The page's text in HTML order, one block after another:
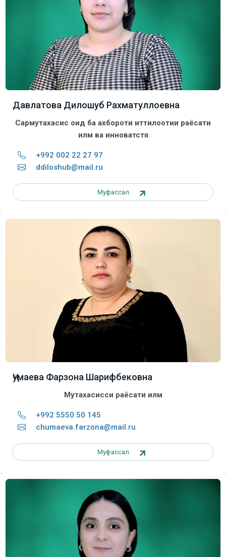
Давлатова Дилошуб Рахматуллоевна
Сармутахасис оид ба ахбороти иттилоотии раёсати
илм ва инноватстя
+992 002 22 27 97
ddiloshub@mail.ru
Муфассал
Ҷумаева Фарзона Шарифбековна
Мутахасисси раёсати илм
+992 5550 50 145
chumaeva.farzona@mail.ru
Муфассал